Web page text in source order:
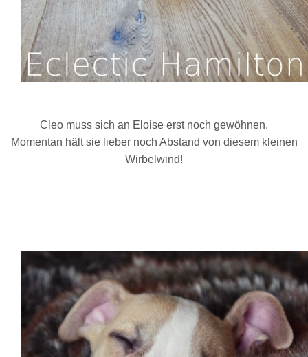
Cleo muss sich an Eloise erst noch gewöhnen.
Momentan hält sie lieber noch Abstand von diesem kleinen
Wirbelwind!